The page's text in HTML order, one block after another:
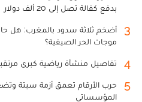
بدفع كفالة تصل إلى 20 ألف دولار
3
أضخم ثلاثة سدود بالمغرب: هل
موجات الحر الصيفية؟
4 تفاصيل منشأة رياضية كبرى مرتقبة
5
حرب الأرقام تعمق أزمة سبتة
المؤسساتي